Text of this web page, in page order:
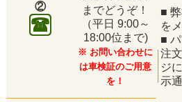
②
までどうぞ！
（平日 9:00～
18:00位まで)
※ お問い合わせに
は車検証のご用意
を！
■
を
■
注
ジ
示